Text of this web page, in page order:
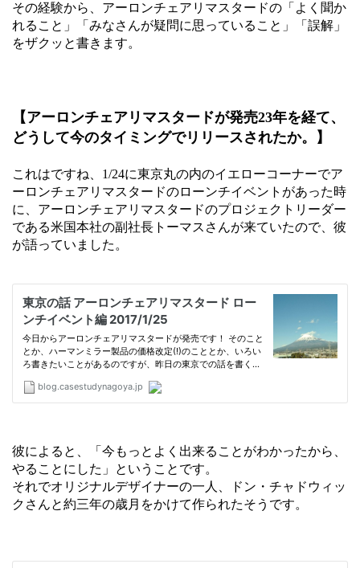
その経験から、アーロンチェアリマスタードの「よく聞か
れること」「みなさんが疑問に思っていること」「誤解」
をザクッと書きます。
【アーロンチェアリマスタードが発売23年を経て、
どうして今のタイミングでリリースされたか。】
これはですね、1/24に東京丸の内のイエローコーナーでア
ーロンチェアリマスタードのローンチイベントがあった時
に、アーロンチェアリマスタードのプロジェクトリーダー
である米国本社の副社長トーマスさんが来ていたので、彼
が語っていました。
彼によると、「今もっとよく出来ることがわかったから、
やることにした」ということです。
それでオリジナルデザイナーの一人、ドン・チャドウィッ
クさんと約三年の歳月をかけて作られたそうです。